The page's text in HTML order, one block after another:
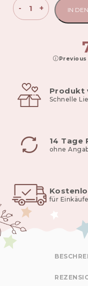
-
Universelles
Baby-
Autositz
cm
Basic
Verne
+ IN
Produkt
Schnelle
14 Tage
ohne
für